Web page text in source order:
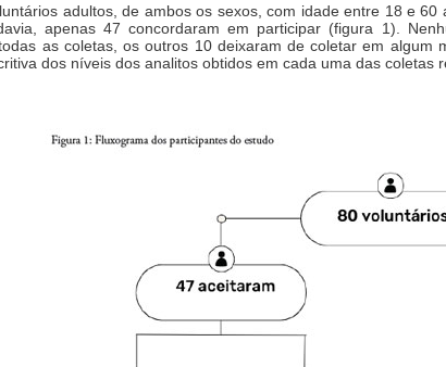
adultos, de ambos os sexos, com idade entre 18 e
apenas 47 concordaram em participar (figura 1).
as coletas, os outros 10 deixaram de coletar em algum
dos níveis dos analitos obtidos em cada uma das coletas